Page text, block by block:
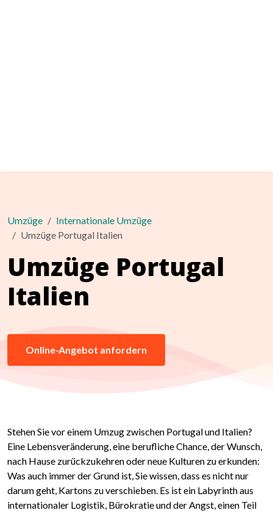
Umzüge
Internationale Umzüge
Umzüge Portugal Italien
Umzüge Portugal
Italien
Online-Angebot anfordern
Stehen Sie vor einem Umzug zwischen Portugal und Italien?
Eine Lebensveränderung, eine berufliche Chance, der Wunsch,
nach Hause zurückzukehren oder neue Kulturen zu erkunden:
Was auch immer der Grund ist, Sie wissen, dass es nicht nur
darum geht, Kartons zu verschieben. Es ist ein Labyrinth aus
internationaler Logistik, Bürokratie und der Angst, einen Teil